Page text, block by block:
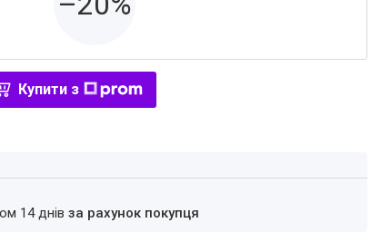
Купити з
14 днівза рахунок покупця